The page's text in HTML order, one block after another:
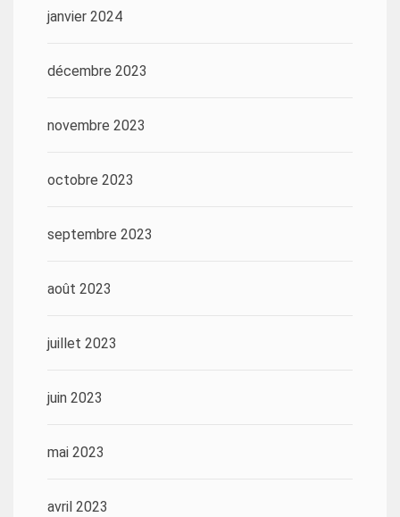
janvier 2024
décembre 2023
novembre 2023
octobre 2023
septembre 2023
août 2023
juillet 2023
juin 2023
mai 2023
avril 2023